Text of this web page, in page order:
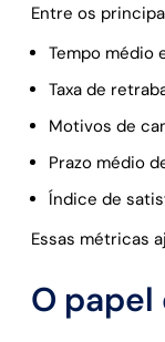
Entre os
Tempo médio
Taxa de
Motivos de
Prazo médio
Índice de
Essas métricas
O